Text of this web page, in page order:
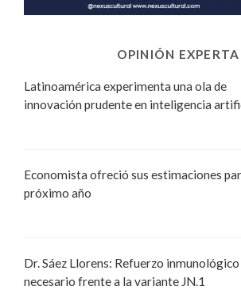
OPINIÓN EXPERTA
Latinoamérica experimenta una ola de
innovación prudente en inteligencia
Economista ofreció sus estimaciones
próximo año
Dr. Sáez Llorens: Refuerzo inmunológico
necesario frente a la variante JN.1